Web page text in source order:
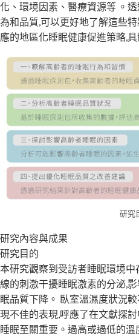
化、環境因素、醫療資源等 。
為和品質,可以更好地了解這些
應的地區化睡眠健康促進策略,
研究
研究內容與成果
研究目的
本研究觀察到受訪者睡眠環境
線的刺激干擾睡眠激素的分泌,
眠品質下降。 臥室溫濕度狀況
現不佳的表現,呼應了在文獻探
睡眠至關重要。過高或過低的